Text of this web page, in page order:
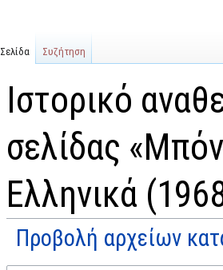
Ιστορικό
σελίδας
Ελληνικά
Προβολή αρχείων
Σελίδα Συζήτηση